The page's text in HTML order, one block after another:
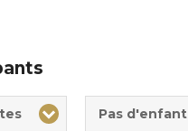
Pas d'enfant